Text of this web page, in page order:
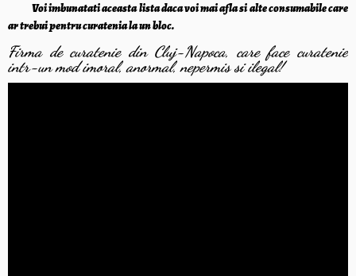
Voi imbunatati aceasta lista daca voi mai afla si alte consumabile care
ar trebui pentru curatenia la un bloc.
Firma de curatenie din Cluj-Napoca, care face curatenie
intr-un mod imoral, anormal, nepermis si ilegal!